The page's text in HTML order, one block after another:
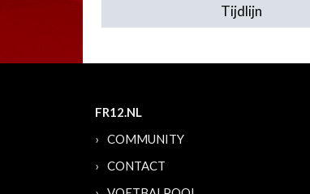
Tijdlijn
FR12.NL
COMMUNITY
CONTACT